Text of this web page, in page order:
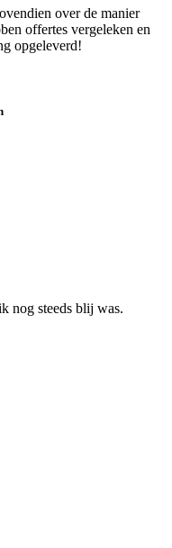
over de manier
offertes vergeleken en
opgeleverd!
nog steeds blij was.